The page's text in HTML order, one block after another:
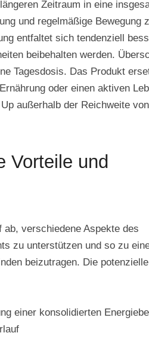
Zeitraum in eine
und regelmäßige Bewegung
entfaltet sich tendenziell
beibehalten werden.
Tagesdosis. Das Produkt
oder einen aktiven
außerhalb der Reichweite
Vorteile und
ab, verschiedene Aspekte des
zu unterstützen und so zu
beizutragen. Die
einer konsolidierten